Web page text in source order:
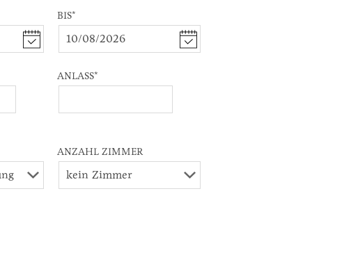
BIS*
ANLASS*
ANZAHL ZIMMER